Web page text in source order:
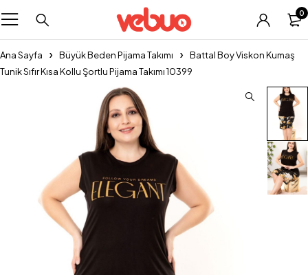
0
Ana Sayfa Büyük Beden Pijama Takımı
Battal Boy Viskon Kumaş
Tunik Sıfır Kısa Kollu Şortlu Pijama Takımı 10399